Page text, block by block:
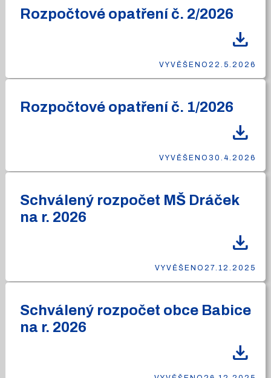
Rozpočtové opatření č. 2/2026
download
VYVĚŠENO 22.5.2026
Rozpočtové opatření č. 1/2026
download
VYVĚŠENO 30.4.2026
Schválený rozpočet MŠ Dráček
na r. 2026
download
VYVĚŠENO 27.12.2025
Schválený rozpočet obce Babice
na r. 2026
download